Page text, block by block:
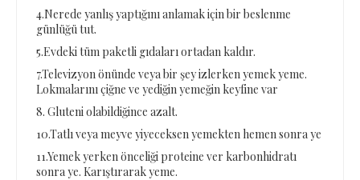
4.Nerede yanlış yaptığını anlamak için bir beslenme
günlüğü tut.
5.Evdeki tüm paketli gıdaları ortadan kaldır.
7.Televizyon önünde veya bir şey izlerken yemek yeme.
Lokmalarını çiğne ve yediğin yemeğin keyfine var
8. Gluteni olabildiğince azalt.
10.Tatlı veya meyve yiyeceksen yemekten hemen sonra ye
11.Yemek yerken önceliği proteine ver karbonhidratı
sonra ye. Karıştırarak yeme.